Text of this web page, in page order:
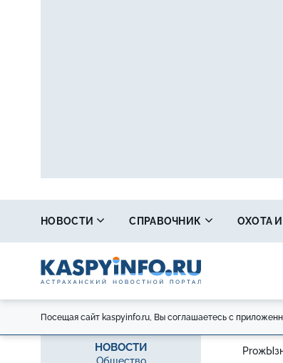
НОВОСТИ СПРАВОЧНИК ОХОТА
Посещая сайт kaspyinfo.ru, Вы соглашаетесь с
НОВОСТИ
Общество